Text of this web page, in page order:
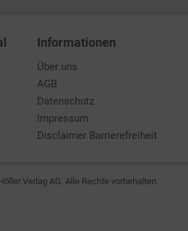
Informationen
Über uns
AGB
Datenschutz
Impressum
Disclaimer Barrierefreiheit
Verlag AG. Alle Rechte vorbehalten.